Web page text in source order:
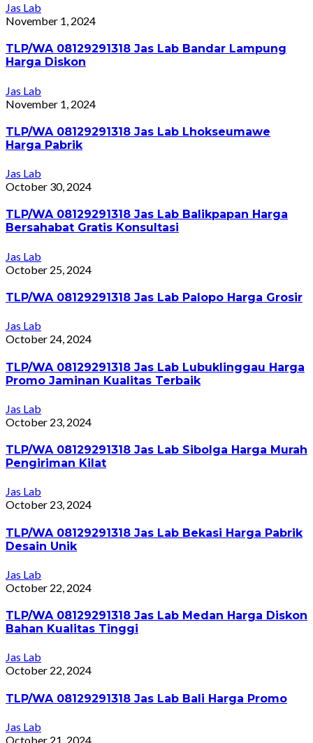
Jas Lab
November 1, 2024
TLP/WA 08129291318 Jas Lab Bandar Lampung
Harga Diskon
Jas Lab
November 1, 2024
TLP/WA 08129291318 Jas Lab Lhokseumawe
Harga Pabrik
Jas Lab
October 30, 2024
TLP/WA 08129291318 Jas Lab Balikpapan Harga
Bersahabat Gratis Konsultasi
Jas Lab
October 25, 2024
TLP/WA 08129291318 Jas Lab Palopo Harga Grosir
Jas Lab
October 24, 2024
TLP/WA 08129291318 Jas Lab Lubuklinggau Harga
Promo Jaminan Kualitas Terbaik
Jas Lab
October 23, 2024
TLP/WA 08129291318 Jas Lab Sibolga Harga Murah
Pengiriman Kilat
Jas Lab
October 23, 2024
TLP/WA 08129291318 Jas Lab Bekasi Harga Pabrik
Desain Unik
Jas Lab
October 22, 2024
TLP/WA 08129291318 Jas Lab Medan Harga Diskon
Bahan Kualitas Tinggi
Jas Lab
October 22, 2024
TLP/WA 08129291318 Jas Lab Bali Harga Promo
Jas Lab
October 21, 2024